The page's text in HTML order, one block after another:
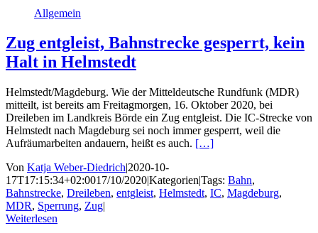
Allgemein
Zug entgleist, Bahnstrecke gesperrt, kein
Halt in Helmstedt
Helmstedt/Magdeburg. Wie der Mitteldeutsche Rundfunk (MDR)
mitteilt, ist bereits am Freitagmorgen, 16. Oktober 2020, bei
Dreileben im Landkreis Börde ein Zug entgleist. Die IC-Strecke von
Helmstedt nach Magdeburg sei noch immer gesperrt, weil die
Aufräumarbeiten andauern, heißt es auch. […]
Von Katja Weber-Diedrich|2020-10-
17T17:15:34+02:0017/10/2020|Kategorien|Tags: Bahn,
Bahnstrecke, Dreileben, entgleist, Helmstedt, IC, Magdeburg,
MDR, Sperrung, Zug|
Weiterlesen